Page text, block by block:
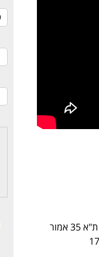
מדד ת"א 35 עלה ב-20% מתחילת 2021. פער הארביטר'ג הוא שלילי בגובה 0.6% ומדד ת"א 35 אמור